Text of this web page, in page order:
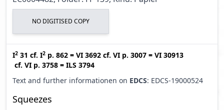
NO DIGITISED COPY
I2 31 cf. I2 p. 862 = VI 3692 cf. VI p. 3007 = VI 30913
cf. VI p. 3758 = ILS 3794
Text and further informationen on EDCS: EDCS-19000524
Squeezes